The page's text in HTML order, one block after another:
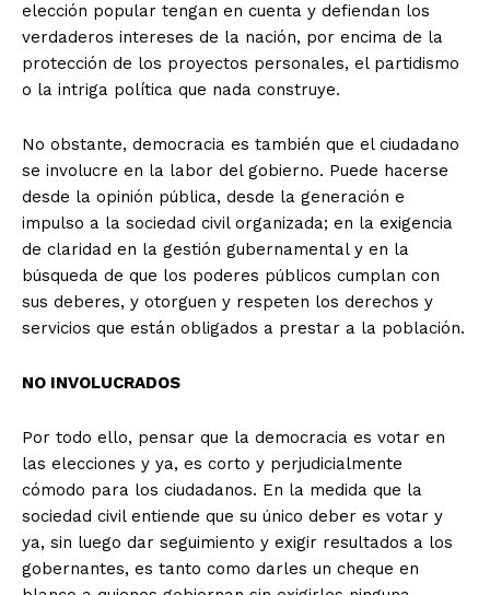
elección popular tengan en cuenta y defiendan los
verdaderos intereses de la nación, por encima de la
protección de los proyectos personales, el partidismo
o la intriga política que nada construye.
No obstante, democracia es también que el ciudadano
se involucre en la labor del gobierno. Puede hacerse
desde la opinión pública, desde la generación e
impulso a la sociedad civil organizada; en la exigencia
de claridad en la gestión gubernamental y en la
búsqueda de que los poderes públicos cumplan con
sus deberes, y otorguen y respeten los derechos y
servicios que están obligados a prestar a la población.
NO INVOLUCRADOS
Por todo ello, pensar que la democracia es votar en
las elecciones y ya, es corto y perjudicialmente
cómodo para los ciudadanos. En la medida que la
sociedad civil entiende que su único deber es votar y
ya, sin luego dar seguimiento y exigir resultados a los
gobernantes, es tanto como darles un cheque en